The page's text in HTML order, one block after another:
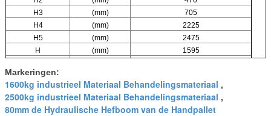
H3
(mm)
705
H4
(mm)
2225
H5
(mm)
2475
H
(mm)
1595
B2
B3
(mm) 1000
Markeringen:
1600kg industrieel Materiaal Behandelingsmateriaal ,
2500kg industrieel Materiaal Behandelingsmateriaal ,
80mm de Hydraulische Hefboom van de Handpallet